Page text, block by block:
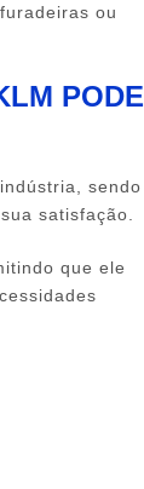
ou
PODE
sendo
satisfação.
que ele